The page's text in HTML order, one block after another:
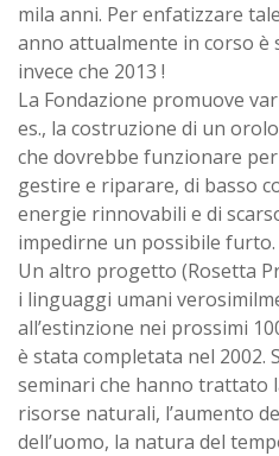
mila anni. Per enfatizzare
anno attualmente in corso è
invece che 2013 !
La Fondazione promuove
es., la costruzione di un
che dovrebbe funzionare
gestire e riparare, di basso
energie rinnovabili e di
impedirne un possibile furto.
Un altro progetto (Rosetta
i linguaggi umani
all’estinzione nei prossimi
è stata completata nel 2002.
seminari che hanno trattato
risorse naturali, l’aumento
dell’uomo, la natura del